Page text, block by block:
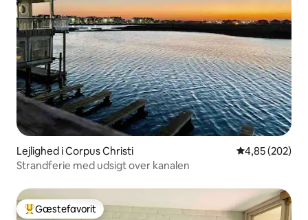
Lejlighed i Corpus Christi 4,85 ud af 5 i
4,85 (202)
Strandferie med udsigt over kanalen
Bedste gæstefavorit
Gæstefavorit